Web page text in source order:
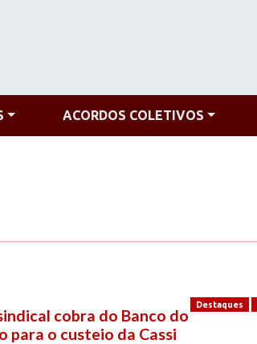
ACORDOS COLETIVOS
Destaques
cobra do Banco do
para o custeio da Cassi